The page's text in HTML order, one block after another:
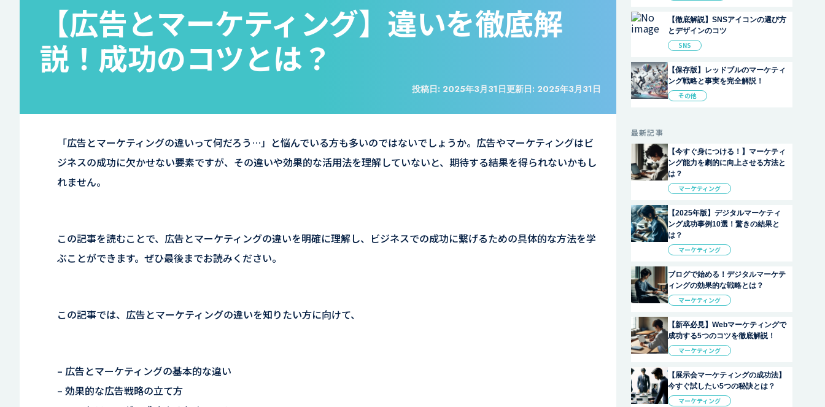
【広告とマーケティング】違いを徹底解
説！成功のコツとは？
投稿日: 2025年3月31日更新日: 2025年3月31日
「広告とマーケティングの違いって何だろう…」と悩んでいる方も多いのではないでしょうか。広告やマーケティングはビ
ジネスの成功に欠かせない要素ですが、その違いや効果的な活用法を理解していないと、期待する結果を得られないかもし
れません。
この記事を読むことで、広告とマーケティングの違いを明確に理解し、ビジネスでの成功に繋げるための具体的な方法を学
ぶことができます。ぜひ最後までお読みください。
この記事では、広告とマーケティングの違いを知りたい方に向けて、
– 広告とマーケティングの基本的な違い
– 効果的な広告戦略の立て方
【徹底解説】SNSアイコンの選び方
とデザインのコツ
SNS
【保存版】レッドブルのマーケティ
ング戦略と事実を完全解説！
その他
最新記事
【今すぐ身につける！】マーケティ
ング能力を劇的に向上させる方法と
は？
マーケティング
【2025年版】デジタルマーケティ
ング成功事例10選！驚きの結果と
は？
マーケティング
ブログで始める！デジタルマーケテ
ィングの効果的な戦略とは？
マーケティング
【新卒必見】Webマーケティングで
成功する5つのコツを徹底解説！
マーケティング
【展示会マーケティングの成功法】
今すぐ試したい5つの秘訣とは？
マーケティング